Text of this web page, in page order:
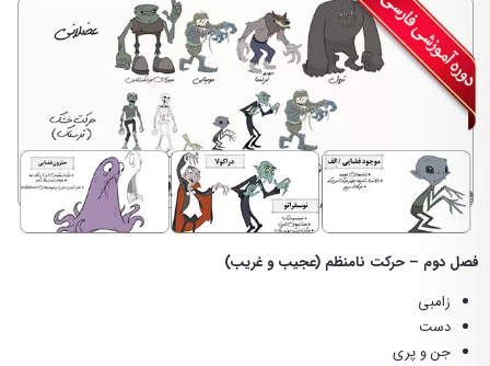
فصل دوم – حرکت نامنظم (عجیب و غریب)
زامبی
دست
جن و پری